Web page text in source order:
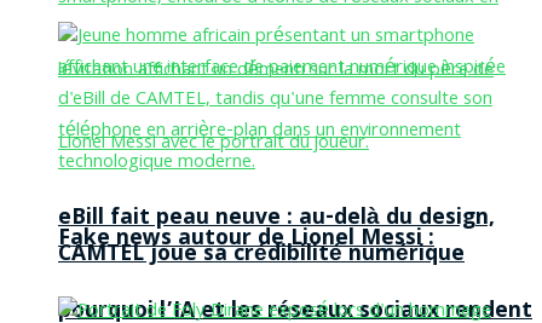
Fake news autour de Lionel Messi :
pourquoi l’IA et les réseaux sociaux rendent
eBill fait peau neuve : au-delà du design,
CAMTEL joue sa crédibilité numérique